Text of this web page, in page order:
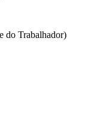
do Trabalhador)